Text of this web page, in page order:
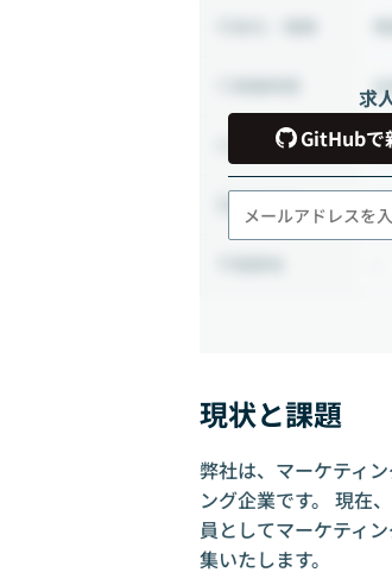
求
GitHubで
雇用形態
出社頻度
現状と課題
弊社は、マーケティ
ング企業です。 現在
員としてマーケティ
集いたします。